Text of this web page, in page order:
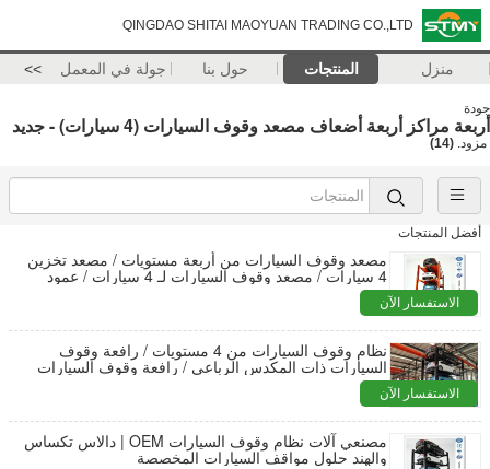
QINGDAO SHITAI MAOYUAN TRADING CO.,LTD
منزل المنتجات حول بنا جولة في المعمل >>
جودة
أربعة مراكز أربعة أضعاف مصعد وقوف السيارات (4 سيارات) - جديد
مزود. (14)
أفضل المنتجات
مصعد وقوف السيارات من أربعة مستويات / مصعد تخزين
4 سيارات / مصعد وقوف السيارات لـ 4 سيارات / عمود
وقوف السيارات / مرآب وقوف السيارات الرباعيالاستفسار الآن
نظام وقوف السيارات من 4 مستويات / رافعة وقوف
السيارات ذات المكدس الرباعي / رافعة وقوف السيارات
ذات الأربعة مستويات / رافعة تخزين 4 سياراتالاستفسار الآن
مصنعي آلات نظام وقوف السيارات OEM | دالاس تكساس
والهند حلول مواقف السيارات المخصصة